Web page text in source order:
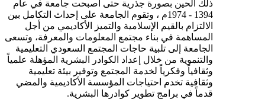
ذلك الحين بصورة جذرية حتى أصبحت جامعة في عام
1394 - 1974م ، وتقوم الجامعة على إحداث التكامل بين
الالتزام بالقيم الإسلامية والتميز الأكاديمي من أجل
المساهمة في بناء مجتمع المعلومات والمعرفة، وتسعى
الجامعة إلى تلبية حاجات المجتمع السعودي التعليمية
والتنموية من خلال إعداد الكوادر البشرية المؤهلة علمياً
وثقافياً وفكرياً لخدمة المجتمع وتوفير بيئة تعليمية
وثقافية تخدم احتياجات المؤسسة الأكاديمية والمضي
قدماً في برامج تطوير كوادرها البشرية.